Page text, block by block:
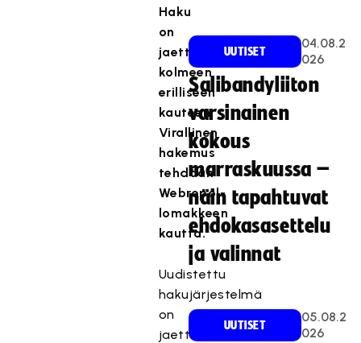
Haku
on
jaettu
kolmeen
erilliseen
kauteen.
Virallinen
hakemus
tehdään
Webropol-
lomakkeen
kautta.
Uudistettu
hakujärjestelmä
on
jaettu
UUTISET
04.08.2
026
Salibandyliiton
varsinainen
kokous
marraskuussa –
näin tapahtuvat
ehdokasasettelu
ja valinnat
UUTISET
05.08.2
026